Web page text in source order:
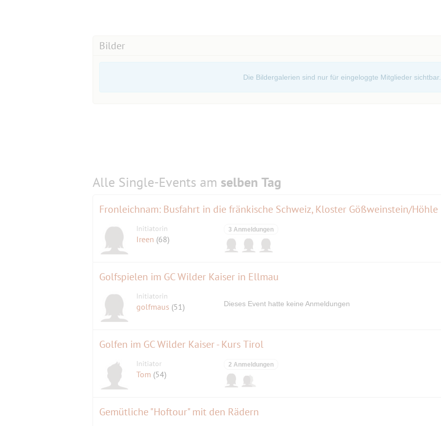
Bilder
Die Bildergalerien sind nur für eingeloggte Mitglieder sichtbar.
Alle Single-Events am selben Tag
Initiatorin
Ireen (68)
3 Anmeldungen
Golfspielen im GC Wilder Kaiser in Ellmau
Initiatorin
golfmaus (51) Dieses Event hatte keine Anmeldungen
Golfen im GC Wilder Kaiser - Kurs Tirol
Initiator
Tom (54)
2 Anmeldungen
Gemütliche "Hoftour" mit den Rädern